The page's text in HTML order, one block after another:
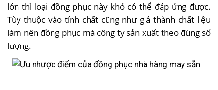
lớn thì loại đồng phục này khó có thể đáp ứng được.
Tùy thuộc vào tính chất cũng như giá thành chất liệu
làm nên đồng phục mà công ty sản xuất theo đúng số
lượng.